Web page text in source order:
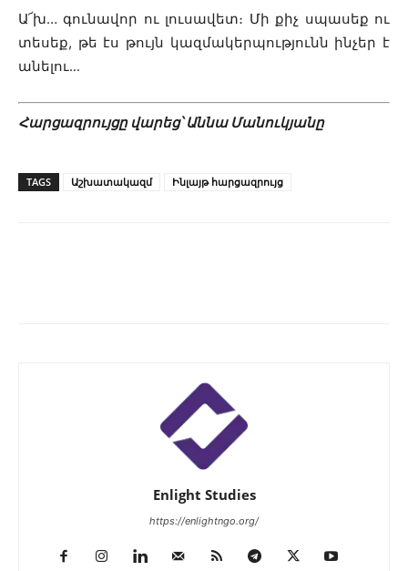
Ա՜խ… գունավոր ու լուսավետ։ Մի քիչ սպասեք ու
տեսեք, թե էս թույն կազմակերպությունն ինչեր է
անելու․․․
Հարցազրույցը վարեց՝ Աննա Մանուկյանը
TAGS Աշխատակազմ Ինլայթ հարցազրույց
Enlight Studies
https://enlightngo.org/